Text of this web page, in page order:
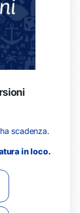
scadenza.
in loco.